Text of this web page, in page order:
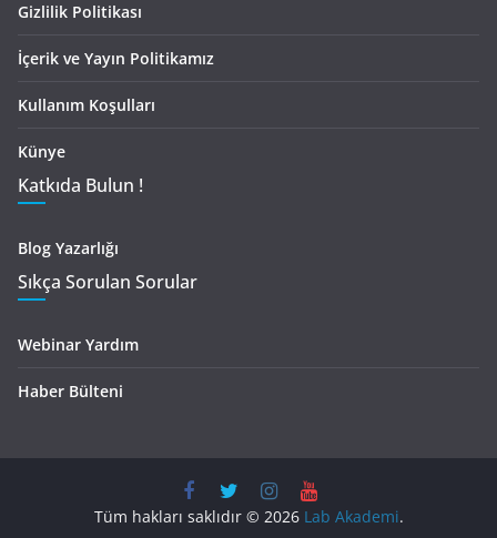
Gizlilik Politikası
İçerik ve Yayın Politikamız
Kullanım Koşulları
Künye
Katkıda Bulun !
Blog Yazarlığı
Sıkça Sorulan Sorular
Webinar Yardım
Haber Bülteni
Tüm hakları saklıdır © 2026 Lab Akademi.